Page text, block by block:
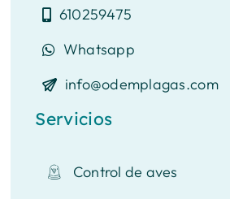
610259475
Whatsapp
info@odemplagas.com
Servicios
Control de aves